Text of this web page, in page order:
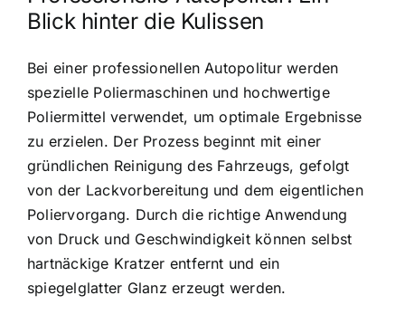
Blick hinter die Kulissen
Bei einer professionellen Autopolitur werden
spezielle Poliermaschinen und hochwertige
Poliermittel verwendet, um optimale Ergebnisse
zu erzielen. Der Prozess beginnt mit einer
gründlichen Reinigung des Fahrzeugs, gefolgt
von der Lackvorbereitung und dem eigentlichen
Poliervorgang. Durch die richtige Anwendung
von Druck und Geschwindigkeit können selbst
hartnäckige Kratzer entfernt und ein
spiegelglatter Glanz erzeugt werden.